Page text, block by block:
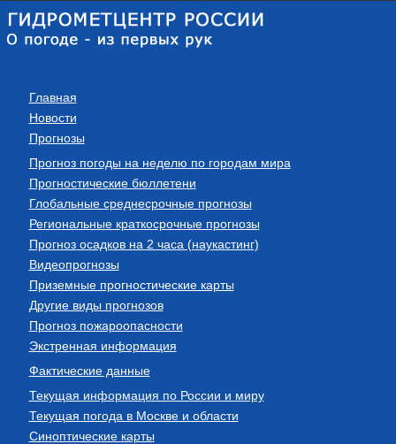
Главная
Новости
Прогнозы
Прогноз погоды на неделю по городам мира
Прогностические бюллетени
Глобальные среднесрочные прогнозы
Региональные краткосрочные прогнозы
Прогноз осадков на 2 часа (наукастинг)
Видеопрогнозы
Приземные прогностические карты
Другие виды прогнозов
Прогноз пожароопасности
Экстренная информация
Фактические данные
Текущая информация по России и миру
Текущая погода в Москве и области
Синоптические карты